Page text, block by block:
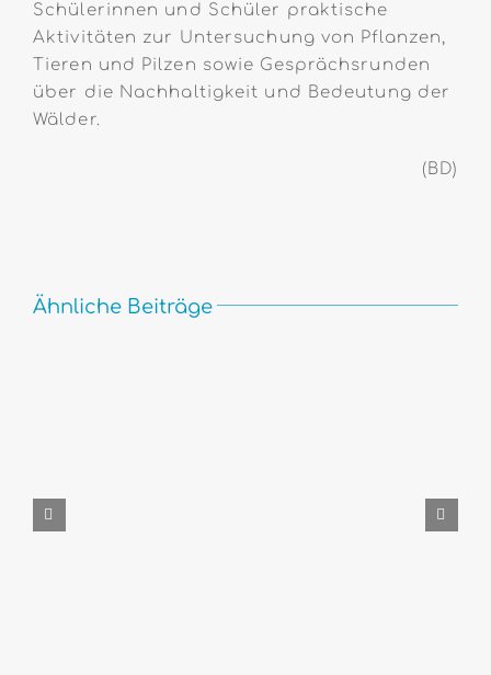
Schülerinnen und Schüler praktische
Aktivitäten zur Untersuchung von Pflanzen,
Tieren und Pilzen sowie Gesprächsrunden
über die Nachhaltigkeit und Bedeutung der
Wälder.
(BD)
Ähnliche Beiträge